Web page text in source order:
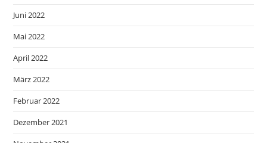
Juni 2022
Mai 2022
April 2022
März 2022
Februar 2022
Dezember 2021